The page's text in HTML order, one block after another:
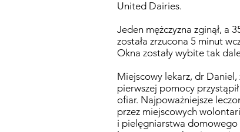
United Dairies.
Jeden mężczyzna zginął, a
została zrzucona 5 minut
Okna zostały wybite tak
Miejscowy lekarz, dr Daniel,
pierwszej pomocy
ofiar. Najpoważniejsze
przez miejscowych
i pielęgniarstwa domowego